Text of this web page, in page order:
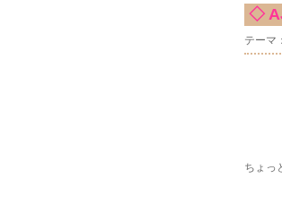
◇
テーマ：
ちょっ